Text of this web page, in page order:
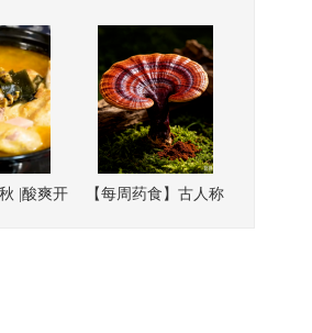
|酸爽开
【每周药食】古人称